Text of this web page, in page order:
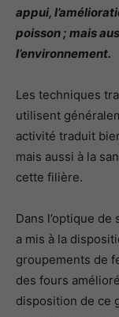
appui,
poisson ; mais
l’environnement.
Les techniques
utilisent
activité traduit
mais aussi à la
cette filière.
Dans l’optique
a mis à la
groupements de
des fours
disposition de ce